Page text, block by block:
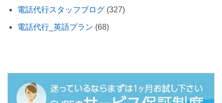
電話代行スタッフブログ (327)
電話代行_英語プラン (68)